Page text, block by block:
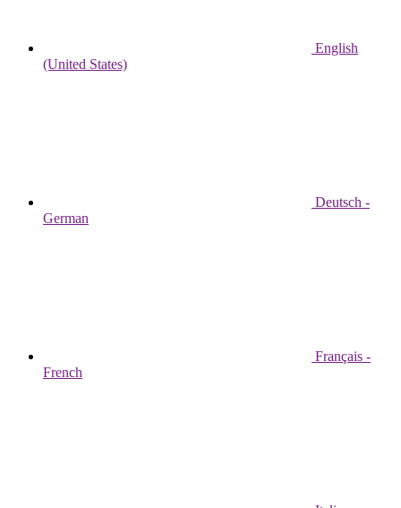
English
(United States)
Deutsch -
German
Français -
French